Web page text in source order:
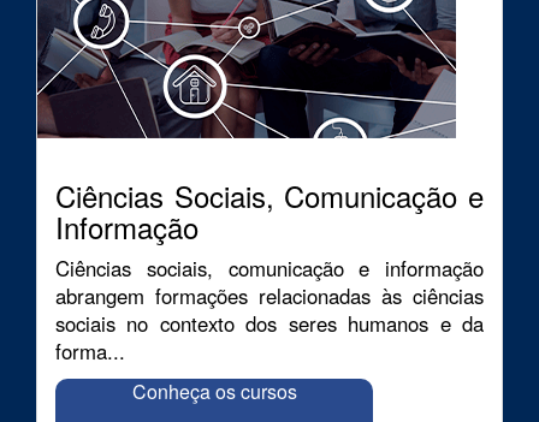
Ciências Sociais, Comunicação e
Informação
Ciências sociais, comunicação e informação
abrangem formações relacionadas às ciências
sociais no contexto dos seres humanos e da
forma...
Conheça os cursos